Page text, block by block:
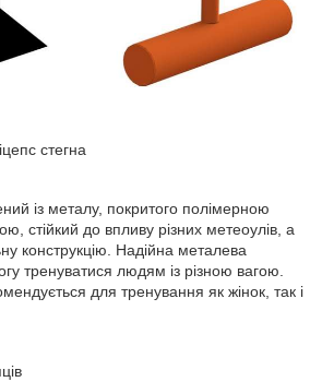
стегна
із металу, покритого полімерною
стійкий до впливу різних метеоулів, а
конструкцію. Надійна металева
тренуватися людям із різною вагою.
для тренування як жінок, так і